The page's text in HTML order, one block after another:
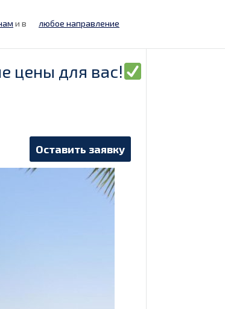
и в любое направление
цены для вас!
Оставить заявку